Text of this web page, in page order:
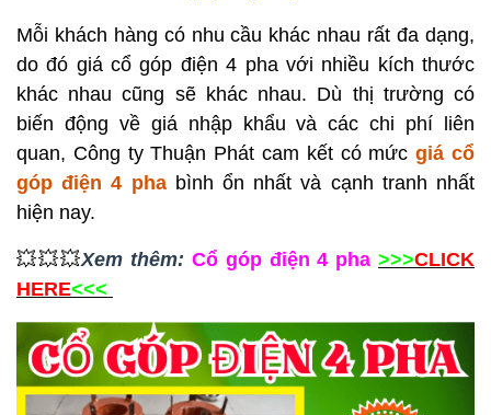
Mỗi khách hàng có nhu cầu khác nhau rất đa dạng,
do đó giá cổ góp điện 4 pha với nhiều kích thước
khác nhau cũng sẽ khác nhau. Dù thị trường có
biến động về giá nhập khẩu và các chi phí liên
quan, Công ty Thuận Phát cam kết có mức giá cổ
góp điện 4 pha bình ổn nhất và cạnh tranh nhất
hiện nay.
💥💥💥Xem thêm:Cổ góp điện 4 pha >>>CLICK
HERE<<<